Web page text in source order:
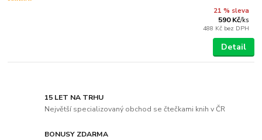
21 % sleva
590 Kč/ks
488 Kč bez DPH
Detail
15 LET NA TRHU
Největší specializovaný obchod se čtečkami knih v ČR
BONUSY ZDARMA